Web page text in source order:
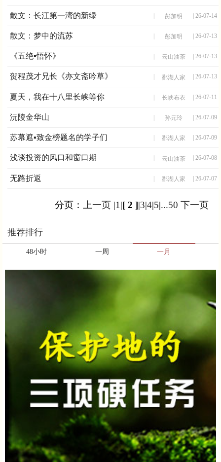
散文：长江第一湾的新绿 | 彭加明 | 26-07-14
散文：梦中的流苏 | 彭加明 | 26-07-13
《五绝▪悟怀》 云山油茶 | 26-07-13
贺程茂才兄长《亦文斋吟草》 鄱湖人家 | 26-07-13
夏天，我在十八里长峡等你 | 长峡布衣 | 26-07-11
沅陵金华山 | 孙元玲 | 26-07-09
苏幕遮▪致金榜题名的学子们 鄱湖人家 | 26-07-09
浅谈投资的风口和窗口期 云山油茶 | 26-07-08
无路折返 | 鄱湖人家 | 26-07-07
分页： 上一页 |1 |[ 2 ]|3|4|5|...50 下一页
推荐排行
48小时 一周 一月